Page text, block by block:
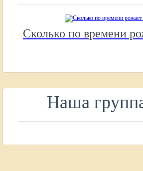
Сколько по времени
Наша